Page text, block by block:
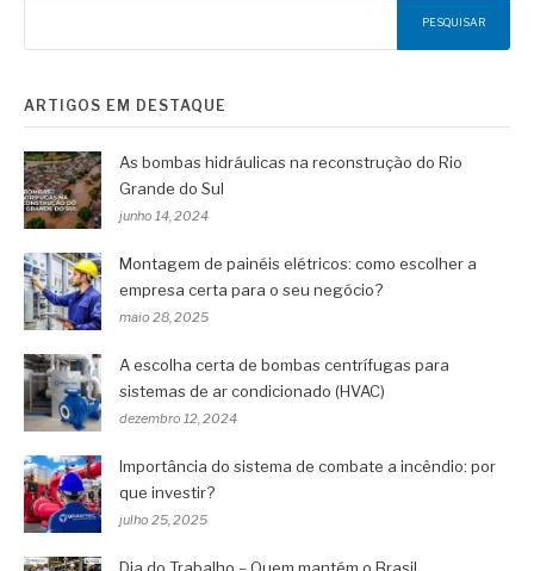
PESQUISAR
ARTIGOS EM DESTAQUE
As bombas hidráulicas na reconstrução do Rio
Grande do Sul
junho 14, 2024
Montagem de painéis elétricos: como escolher a
empresa certa para o seu negócio?
maio 28, 2025
A escolha certa de bombas centrífugas para
sistemas de ar condicionado (HVAC)
dezembro 12, 2024
Importância do sistema de combate a incêndio: por
que investir?
julho 25, 2025
Dia do Trabalho – Quem mantém o Brasil